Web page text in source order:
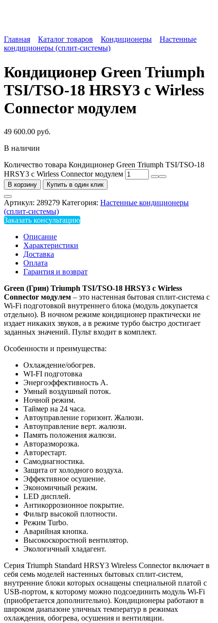
Главная Каталог товаров Кондиционеры
Настенные
кондиционеры (сплит-системы)
Кондиционер Green Triumph
TSI/TSO-18 HRSY3 с Wirless
Connector модулем
49 600.00 руб.
В наличии
Количество товара Кондиционер Green Triumph TSI/TSO-18
HRSY3 с Wirless Connector модулем
В корзину Купить в один клик
Артикул: 289279 Категория: Настенные кондиционеры
(сплит-системы)
Заказать консультацию
Описание
Характеристики
Доставка
Оплата
Гарантия и возврат
Green (Грин) Triumph TSI/TSO-18 HRSY3 с Wirless
Connector модулем – это настенная бытовая сплит-система с
Wi-Fi подготовкой внутреннего блока (модуль докупается
отдельно). В ночном режиме кондиционер практически не
издает никаких звуков, а в режиме турбо быстро достигает
заданных значений. Пульт входит в комплект.
Особенности и преимущества:
Охлаждение/обогрев.
WI-FI подготовка
Энергоэффективность А.
Умный воздушный поток.
Ночной режим.
Таймер на 24 часа.
Автоуправление горизонт. Жалюзи.
Автоуправление верт. жалюзи.
Память положения жалюзи.
Авторазморозка.
Авторестарт.
Самодиагностика.
Защита от холодного воздуха.
Эффективное осушение.
Экономичный режим.
LED дисплей.
Антикоррозионное покрытие.
Фильтр высокой плотности.
Режим Turbo.
Аварийная кнопка.
Высокоскоростной вентилятор.
Экологичный хладагент.
Серия Triumph Standard HRSY3 Wireless Connector включает в
себя семь моделей настенных бытовых сплит-систем,
внутренние блоки которых оснащены специальной платой с
USB-портом, к которому можно подсоединить модуль Wi-Fi
(приобретается дополнительно). Кондиционеры работают в
широком диапазоне уличных температур в режимах
охлаждения, обогрева, осушения и вентиляции.